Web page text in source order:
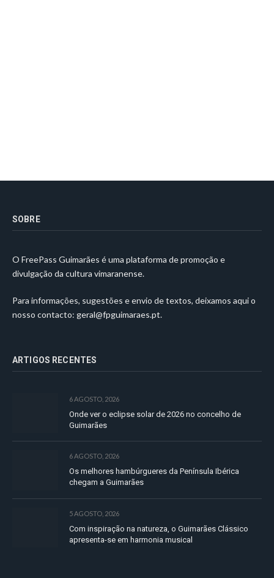
SOBRE
O FreePass Guimarães é uma plataforma de promoção e
divulgação da cultura vimaranense.
Para informações, sugestões e envio de textos, deixamos aqui o
nosso contacto: geral@fpguimaraes.pt.
ARTIGOS RECENTES
6 AGOSTO, 2026
Onde ver o eclipse solar de 2026 no concelho de
Guimarães
6 AGOSTO, 2026
Os melhores hambúrgueres da Península Ibérica
chegam a Guimarães
5 AGOSTO, 2026
Com inspiração na natureza, o Guimarães Clássico
apresenta-se em harmonia musical